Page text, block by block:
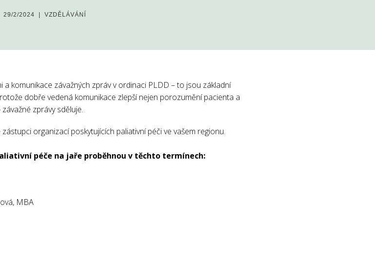
29/2/2024 | VZDĚLÁVÁNÍ
komunikace závažných zpráv v ordinaci PLDD – to jsou základní
dobře vedená komunikace zlepší nejen porozumění pacienta a
zprávy sděluje.
organizací poskytujících paliativní péči ve vašem regionu.
péče na jaře proběhnou v těchto termínech:
MBA